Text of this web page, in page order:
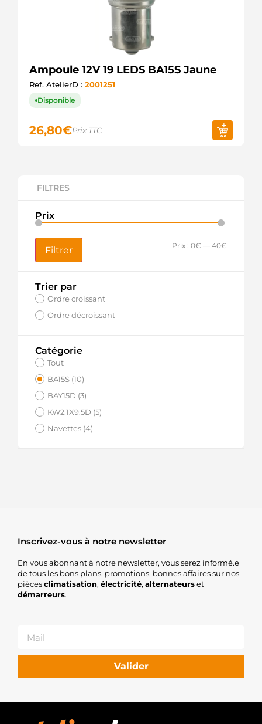
FILTRES
Prix
Filtrer Prix : 0€ — 40€
Trier par
Ordre croissant
Ordre décroissant
Catégorie
Tout
BA15S (10)
BAY15D (3)
KW2.1X9.5D (5)
Navettes (4)
Ampoule 12V 19 LEDS BA15S Jaune
Ref. AtelierD : 2001251
Disponible
26,80€Prix TTC
Inscrivez-vous à notre newsletter
En vous abonnant à notre newsletter, vous serez informé.e
de tous les bons plans, promotions, bonnes affaires sur nos
piècesclimatisation, électricité, alternateurset
démarreurs.
Valider